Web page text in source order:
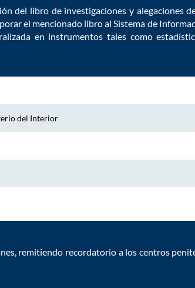
del libro de investigaciones y alegaciones
el mencionado libro al Sistema de
en instrumentos tales como
del Interior
remitiendo recordatorio a los centros